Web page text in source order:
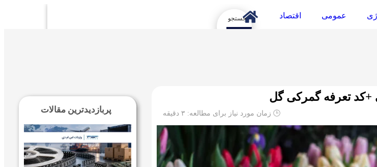
عمومی اقتصاد
+کد تعرفه گمرکی گل
🕒 زمان مورد نیاز برای مطالعه: ۳ دقیقه پربازدیدترین مقالات